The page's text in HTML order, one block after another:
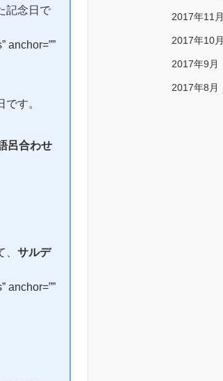
記念日で
anchor=””
です。
呂合わせ
サルデ
anchor=””
2017年11月
2017年10月
2017年9月
2017年8月